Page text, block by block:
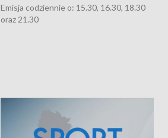
Emisja codziennie o: 15.30, 16.30, 18.30
oraz 21.30